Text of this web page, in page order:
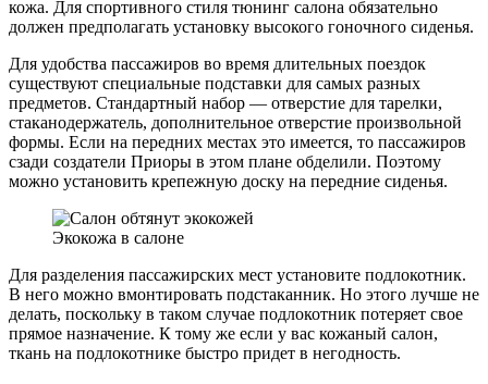
кожа. Для спортивного стиля тюнинг салона обязательно
должен предполагать установку высокого гоночного сиденья.
Для удобства пассажиров во время длительных поездок
существуют специальные подставки для самых разных
предметов. Стандартный набор — отверстие для тарелки,
стаканодержатель, дополнительное отверстие произвольной
формы. Если на передних местах это имеется, то пассажиров
сзади создатели Приоры в этом плане обделили. Поэтому
можно установить крепежную доску на передние сиденья.
Экокожа в салоне
Для разделения пассажирских мест установите подлокотник.
В него можно вмонтировать подстаканник. Но этого лучше не
делать, поскольку в таком случае подлокотник потеряет свое
прямое назначение. К тому же если у вас кожаный салон,
ткань на подлокотнике быстро придет в негодность.